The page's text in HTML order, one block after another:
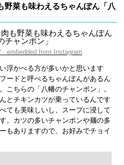
野菜も味わえるちゃんぽん「八
from Instagram
浮かべる方が多いかと思います
ードと呼べるちゃんぽんがあるん
こちらの「八幡のチャンポン」。
とチキンカツが乗っているんです
ても美味しいし、スープに浸して
。カツの多いチャンポンや麺の多
もありますので、お好みでチョイ